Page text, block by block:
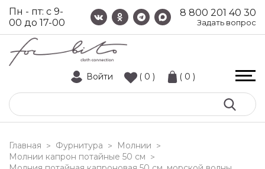
8 800 201 40 30
Задать вопрос
Пн - пт: с 9-
00 до 17-00
Войти ( 0 ) ( 0 )
Главная > Фурнитура > Молнии >
Молнии капрон потайные 50 см >